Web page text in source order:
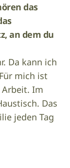
das
an dem du
Da kann ich
mich ist
Im
Das
jeden Tag